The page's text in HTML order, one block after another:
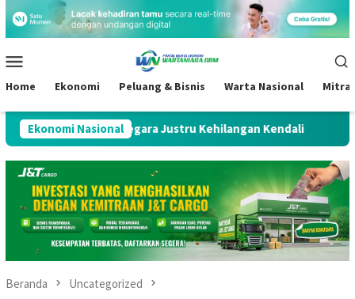
Loncat
ke
konten
Mobile
Home Ekonomi Peluang & Bisnis Warta Nasional Mitra
Ekonomi Nasional
Negara Justru Kehilangan Kendali S&P Pertahankan
Beranda Uncategorized